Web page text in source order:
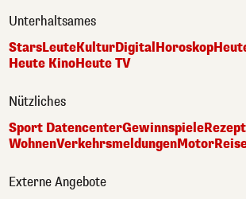
Unterhaltsames
StarsLeuteKulturDigital Horoskop
Heute KinoHeute TV
Nützliches
Sport DatencenterGewinnspiele
WohnenVerkehrsmeldungenMotor
Externe Angebote